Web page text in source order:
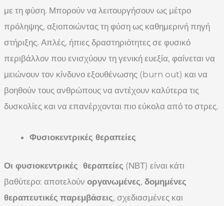
με τη φύση. Μπορούν να λειτουργήσουν ως μέτρο
πρόληψης, αξιοποιώντας τη φύση ως καθημερινή πηγή
στήριξης. Απλές, ήπιες δραστηριότητες σε φυσικό
περιβάλλον που ενισχύουν τη γενική ευεξία, φαίνεται να
μειώνουν τον κίνδυνο εξουθένωσης (burn out) και να
βοηθούν τους ανθρώπους να αντέχουν καλύτερα τις
δυσκολίες και να επανέρχονται πιο εύκολα από το στρες.
Φυσιοκεντρικές θεραπείες
Οι φυσιοκεντρικές θεραπείες (ΝΒΤ) είναι κάτι
βαθύτερο: αποτελούν οργανωμένες, δομημένες
θεραπευτικές παρεμβάσεις, σχεδιασμένες και